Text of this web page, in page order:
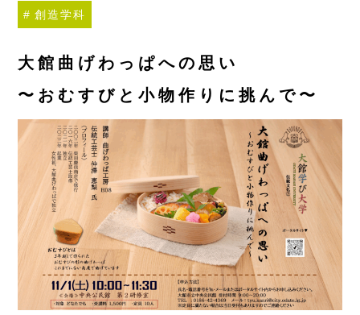
創造学科
大館曲げわっぱへの思い
〜おむすびと小物作りに挑んで〜